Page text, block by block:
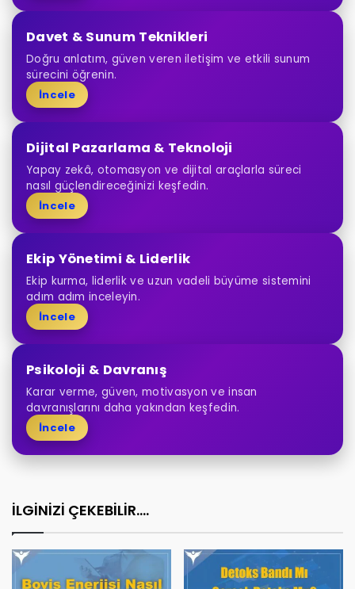
Davet & Sunum Teknikleri
Doğru anlatım, güven veren iletişim ve etkili sunum
sürecini öğrenin.
İncele
Dijital Pazarlama & Teknoloji
Yapay zekâ, otomasyon ve dijital araçlarla süreci
nasıl güçlendireceğinizi keşfedin.
İncele
Ekip Yönetimi & Liderlik
Ekip kurma, liderlik ve uzun vadeli büyüme sistemini
adım adım inceleyin.
İncele
Psikoloji & Davranış
Karar verme, güven, motivasyon ve insan
davranışlarını daha yakından keşfedin.
İncele
İLGİNİZİ ÇEKEBİLİR....